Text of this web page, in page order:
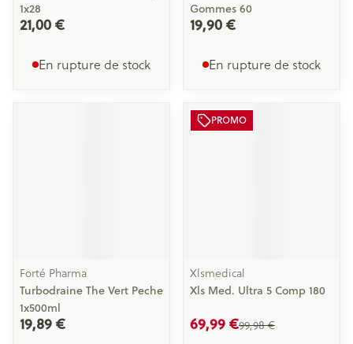
1x28
21,00 €
En rupture de stock
Gommes 60
19,90 €
En rupture de stock
Forté Pharma
Turbodraine The Vert Peche
1x500ml
19,89 €
PROMO
Xlsmedical
Xls Med. Ultra 5 Comp 180
99,98 €
69,99 €